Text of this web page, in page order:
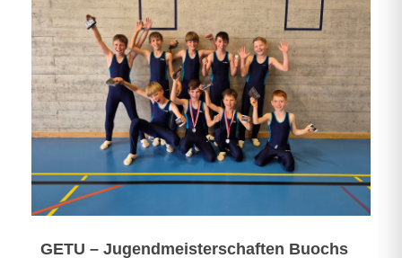
GETU – Jugendmeisterschaften Buochs